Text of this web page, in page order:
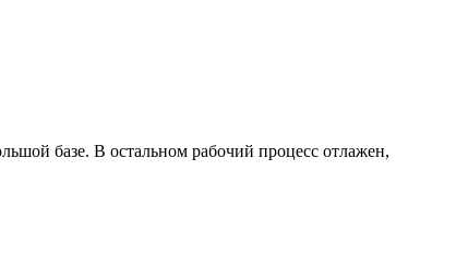
базе. В остальном рабочий процесс отлажен,